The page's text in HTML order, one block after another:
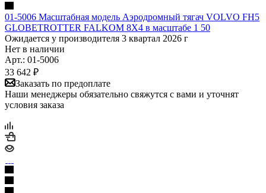
01-5006 Масштабная модель Аэродромный тягач VOLVO FH5
GLOBETROTTER FALKOM 8X4 в масштабе 1 50
Ожидается у производителя 3 квартал 2026 г
Нет в наличии
Арт.: 01-5006
33 642 ₽
Заказать по предоплате
Наши менеджеры обязательно свяжутся с вами и уточнят
условия заказа